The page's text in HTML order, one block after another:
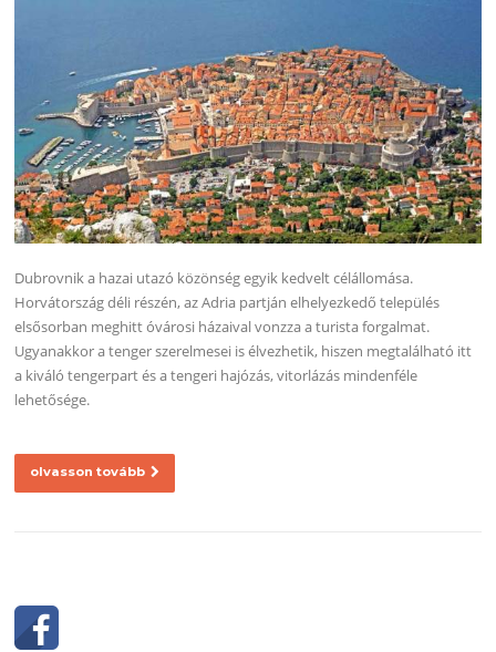
Dubrovnik a hazai utazó közönség egyik kedvelt célállomása.
Horvátország déli részén, az Adria partján elhelyezkedő település
elsősorban meghitt óvárosi házaival vonzza a turista forgalmat.
Ugyanakkor a tenger szerelmesei is élvezhetik, hiszen megtalálható itt
a kiváló tengerpart és a tengeri hajózás, vitorlázás mindenféle
lehetősége.
olvasson tovább